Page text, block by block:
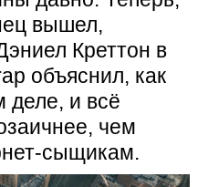
вышел,
Креттон в
объяснил, как
деле, и всё
чем
сыщикам.